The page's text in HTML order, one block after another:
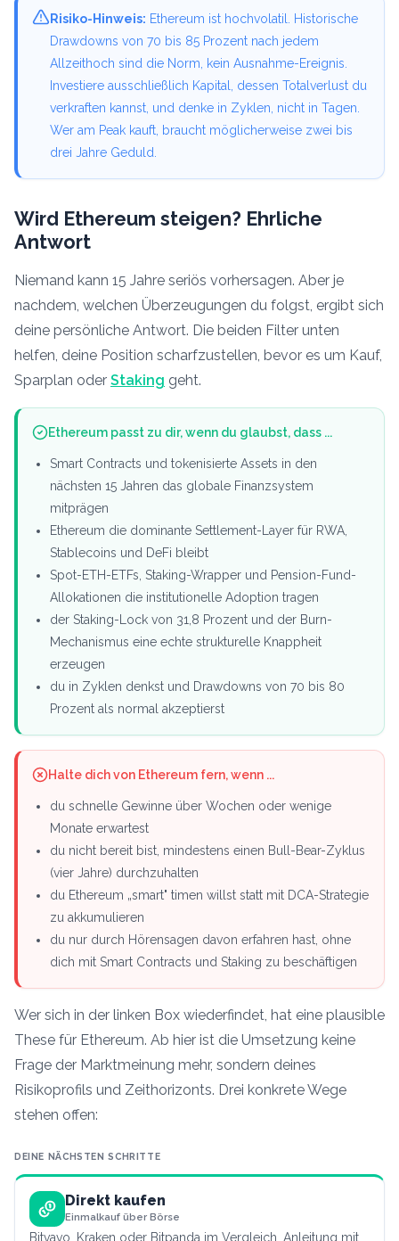
Risiko-Hinweis: Ethereum ist hochvolatil. Historische
Drawdowns von 70 bis 85 Prozent nach jedem
Allzeithoch sind die Norm, kein Ausnahme-Ereignis.
Investiere ausschließlich Kapital, dessen Totalverlust du
verkraften kannst, und denke in Zyklen, nicht in Tagen.
Wer am Peak kauft, braucht möglicherweise zwei bis
drei Jahre Geduld.
Wird Ethereum steigen? Ehrliche
Antwort
Niemand kann 15 Jahre seriös vorhersagen. Aber je
nachdem, welchen Überzeugungen du folgst, ergibt sich
deine persönliche Antwort. Die beiden Filter unten
helfen, deine Position scharfzustellen, bevor es um Kauf,
Sparplan oder Staking geht.
Ethereum passt zu dir, wenn du glaubst, dass ...
Smart Contracts und tokenisierte Assets in den
nächsten 15 Jahren das globale Finanzsystem
mitprägen
Ethereum die dominante Settlement-Layer für RWA,
Stablecoins und DeFi bleibt
Spot-ETH-ETFs, Staking-Wrapper und Pension-Fund-
Allokationen die institutionelle Adoption tragen
der Staking-Lock von 31,8 Prozent und der Burn-
Mechanismus eine echte strukturelle Knappheit
erzeugen
du in Zyklen denkst und Drawdowns von 70 bis 80
Prozent als normal akzeptierst
Halte dich von Ethereum fern, wenn ...
du schnelle Gewinne über Wochen oder wenige
Monate erwartest
du nicht bereit bist, mindestens einen Bull-Bear-Zyklus
(vier Jahre) durchzuhalten
du Ethereum „smart" timen willst statt mit DCA-Strategie
zu akkumulieren
du nur durch Hörensagen davon erfahren hast, ohne
dich mit Smart Contracts und Staking zu beschäftigen
Wer sich in der linken Box wiederfindet, hat eine plausible
These für Ethereum. Ab hier ist die Umsetzung keine
Frage der Marktmeinung mehr, sondern deines
Risikoprofils und Zeithorizonts. Drei konkrete Wege
stehen offen:
DEINE NÄCHSTEN SCHRITTE
Direkt kaufen
Einmalkauf über Börse
Bitvavo, Kraken oder Bitpanda im Vergleich. Anleitung mit